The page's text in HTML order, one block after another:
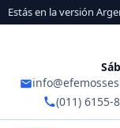
Estás en la versión
(011) 6155-